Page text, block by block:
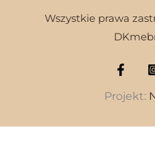
Wszystkie prawa
Projekt: